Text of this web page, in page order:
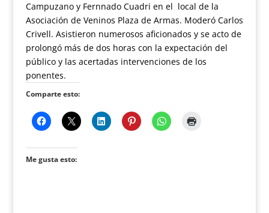
Campuzano y Fernnado Cuadri en el local de la
Asociación de Veninos Plaza de Armas. Moderó Carlos
Crivell. Asistieron numerosos aficionados y se acto de
prolongó más de dos horas con la expectación del
público y las acertadas intervenciones de los
ponentes.
Comparte esto:
Me gusta esto: